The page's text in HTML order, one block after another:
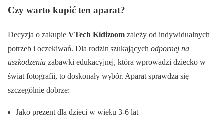
Czy warto kupić ten aparat?
Decyzja o zakupie VTech Kidizoom zależy od indywidualnych
potrzeb i oczekiwań. Dla rodzin szukających odpornej na
uszkodzenia zabawki edukacyjnej, która wprowadzi dziecko w
świat fotografii, to doskonały wybór. Aparat sprawdza się
szczególnie dobrze:
Jako prezent dla dzieci w wieku 3-6 lat